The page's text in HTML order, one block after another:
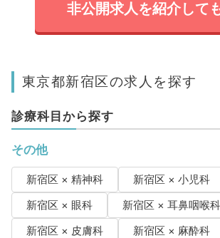
非公開求人を紹介して
東京都新宿区の求人を探す
診療科目から探す
その他
新宿区 × 精神科
新宿区 × 小児科
新宿区 × 眼科
新宿区 × 耳鼻咽喉科
新宿区 × 皮膚科
新宿区 × 麻酔科